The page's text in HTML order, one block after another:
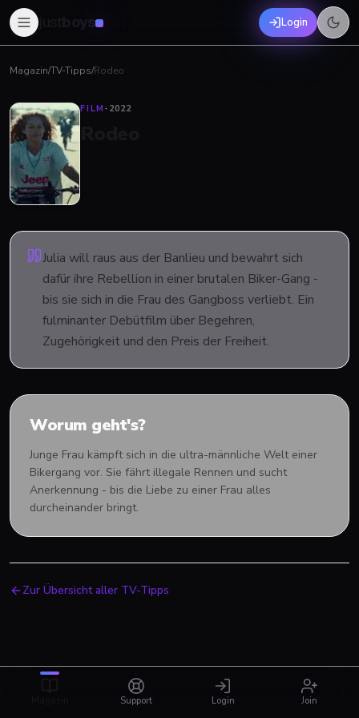
boys Login
Magazin/TV-Tipps/Rodeo
FILM· 2022
Julia will raus aus der Banlieu und bewahrt sich
dafür ihre Rebellion in einer brutalen Biker-Gang -
bis sie sich in die Frau des Gangboss verliebt. Ein
fulminanter Debütfilm über Begehren,
Zugehörigkeit und den Preis der Freiheit.
Worum geht's?
Junge Frau kämpft sich in die ultra-männliche Welt einer
Bikergang vor. Sie fährt illegale Rennen und sucht
Anerkennung - bis die Liebe zu einer Frau alles
durcheinander bringt.
Zur Übersicht aller TV-Tipps
Support Login Join